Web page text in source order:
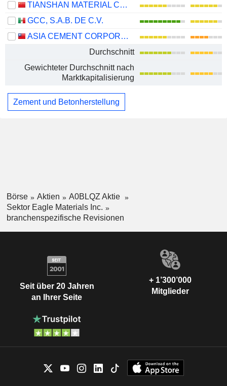
TIANSHAN MATERIAL CO., LTD.
GCC, S.A.B. DE C.V.
ASIA CEMENT CORPORATION
Durchschnitt
Gewichteter Durchschnitt nach
Marktkapitalisierung
Zement und Betonherstellung
Börse Aktien
A0BLQZ Aktie
Sektor Eagle Materials Inc.
branchenspezifische Revisionen
Seit über 20 Jahren
an Ihrer Seite
+ 1’300’000
Mitglieder